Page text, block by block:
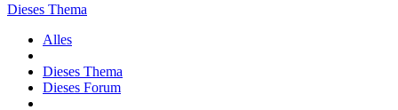
Dieses Thema
Alles
Dieses Thema
Dieses Forum